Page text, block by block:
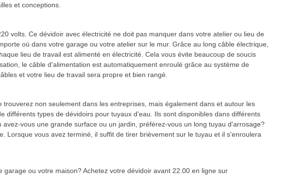
et conceptions.
volts. Ce dévidoir avec électricité ne doit pas manquer dans votre atelier ou lieu de
où dans votre garage ou votre atelier sur le mur. Grâce au long câble électrique,
lieu de travail est alimenté en électricité. Cela vous évite beaucoup de soucis
le câble d'alimentation est automatiquement enroulé grâce au système de
et votre lieu de travail sera propre et bien rangé.
non seulement dans les entreprises, mais également dans et autour les
différents types de dévidoirs pour tuyaux d'eau. Ils sont disponibles dans différents
vous une grande surface ou un jardin, préférez-vous un long tuyau d'arrosage?
Lorsque vous avez terminé, il suffit de tirer brièvement sur le tuyau et il s'enroulera
ou votre maison? Achetez votre dévidoir avant 22.00 en ligne sur